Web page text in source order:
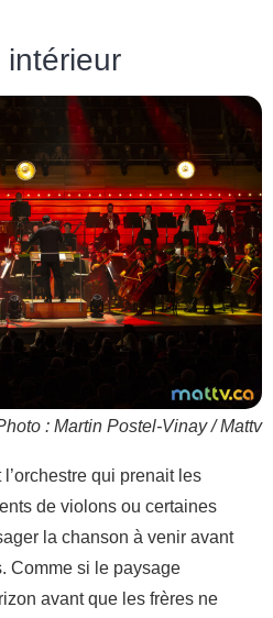
intérieur
: Martin Postel-Vinay / Mattv
l’orchestre qui prenait les
de violons ou certaines
la chanson à venir avant
Comme si le paysage
avant que les frères ne